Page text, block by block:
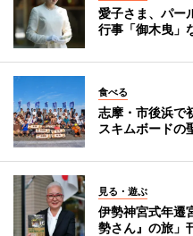
愛子さま、パ
行事「御木曳」
食べる
志摩・市後浜で
スキムボードの
見る・遊ぶ
伊勢神宮式年
勢さん』の旅」